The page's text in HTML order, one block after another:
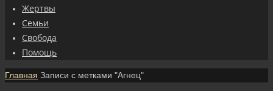
Жертвы
Семьи
Свобода
Помощь
Главная Записи с метками "Агнец"